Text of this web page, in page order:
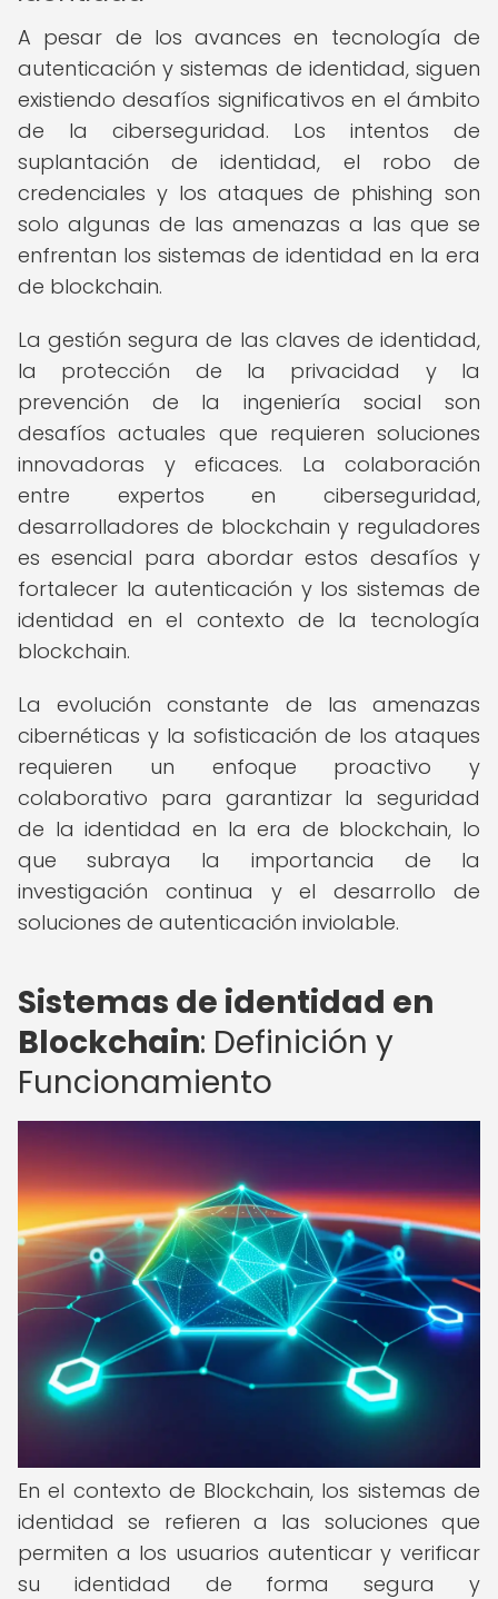
A pesar de los avances en tecnología de
autenticación y sistemas de identidad, siguen
existiendo desafíos significativos en el ámbito
de la ciberseguridad. Los intentos de
suplantación de identidad, el robo de
credenciales y los ataques de phishing son
solo algunas de las amenazas a las que se
enfrentan los sistemas de identidad en la era
de blockchain.
La gestión segura de las claves de identidad,
la protección de la privacidad y la
prevención de la ingeniería social son
desafíos actuales que requieren soluciones
innovadoras y eficaces. La colaboración
entre expertos en ciberseguridad,
desarrolladores de blockchain y reguladores
es esencial para abordar estos desafíos y
fortalecer la autenticación y los sistemas de
identidad en el contexto de la tecnología
blockchain.
La evolución constante de las amenazas
cibernéticas y la sofisticación de los ataques
requieren un enfoque proactivo y
colaborativo para garantizar la seguridad
de la identidad en la era de blockchain, lo
que subraya la importancia de la
investigación continua y el desarrollo de
soluciones de autenticación inviolable.
Sistemas de identidad en
Blockchain: Definición y
Funcionamiento
En el contexto de Blockchain, los sistemas de
identidad se refieren a las soluciones que
permiten a los usuarios autenticar y verificar
su identidad de forma segura y